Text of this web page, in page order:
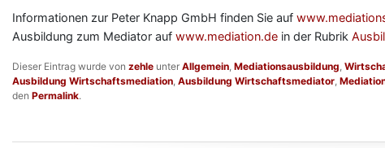
Informationen zur Peter Knapp GmbH finden Sie auf
Ausbildung zum Mediator auf www.mediation.de in der Rubrik
Dieser Eintrag wurde von zehle unter Allgemein Mediationsausbildung
Ausbildung Wirtschaftsmediation Ausbildung Wirtschaftsmediator
den Permalink.